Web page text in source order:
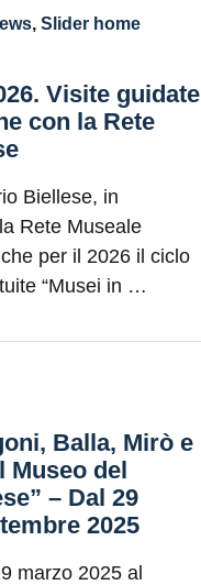
,Slider home
Visite guidate
con la Rete
Biellese, in
Rete Museale
per il 2026 il ciclo
“Musei in …
Balla, Mirò e
Museo del
– Dal 29
2025
marzo 2025 al